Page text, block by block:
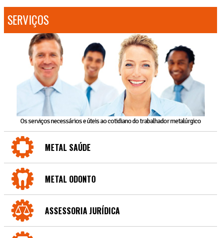
SERVIÇOS
Os serviços necessários e úteis ao cotidiano do trabalhador metalúrgico
METAL SAÚDE
METAL ODONTO
ASSESSORIA JURÍDICA